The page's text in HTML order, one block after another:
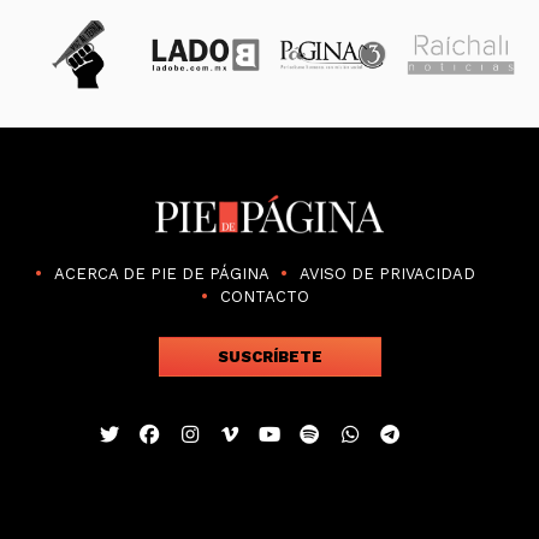
ACERCA DE PIE DE PÁGINA
AVISO DE PRIVACIDAD
CONTACTO
SUSCRÍBETE